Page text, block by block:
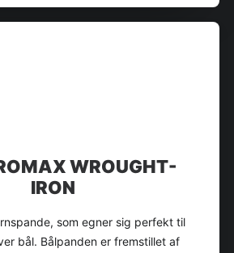
WROUGHT-
IRON
som egner sig perfekt til
bål. Bålpanden er fremstillet af